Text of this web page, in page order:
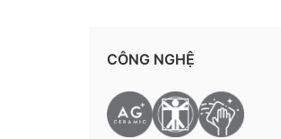
CÔNG NGHỆ